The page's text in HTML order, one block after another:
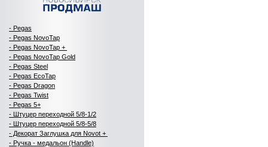
- Pegas
- Pegas NovoTap
- Pegas NovoTap +
- Pegas NovoTap Gold
- Pegas Steel
- Pegas EcoTap
- Pegas Dragon
- Pegas Twist
- Pegas 5+
- Штуцер переходной 5/8-1/2
- Штуцер переходной 5/8-5/8
- Декорат Заглушка для Novot +
- Ручка - медальон (Handle)